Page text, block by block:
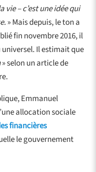
– c’est une idée qui
» Mais depuis, le ton a
fin novembre 2016, il
Il estimait que
» selon un article de
Emmanuel
allocation sociale
financières
le gouvernement